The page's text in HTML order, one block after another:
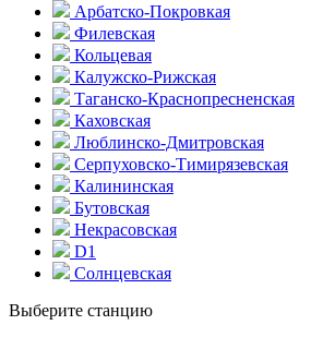
Арбатско-Покровкая
Филевская
Кольцевая
Калужско-Рижская
Таганско-Краснопресненская
Каховская
Люблинско-Дмитровская
Серпуховско-Тимирязевская
Калининская
Бутовская
Некрасовская
D1
Солнцевская
Выберите станцию